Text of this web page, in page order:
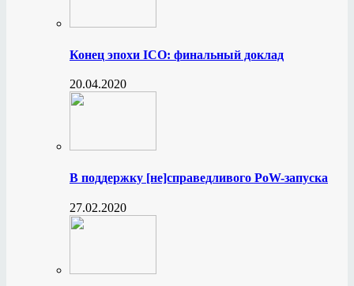
Конец эпохи ICO: финальный доклад
20.04.2020
В поддержку [не]справедливого PoW-запуска
27.02.2020